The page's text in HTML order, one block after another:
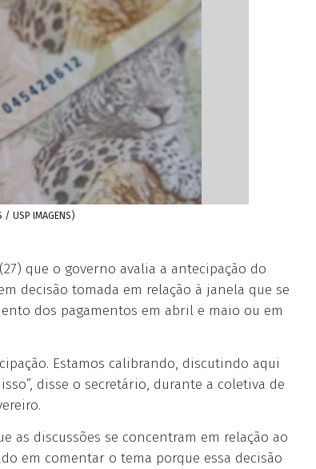
USP IMAGENS)
que o governo avalia a antecipação do
decisão tomada em relação à janela que se
dos pagamentos em abril e maio ou em
Estamos calibrando, discutindo aqui
disse o secretário, durante a coletiva de
as discussões se concentram em relação ao
em comentar o tema porque essa decisão